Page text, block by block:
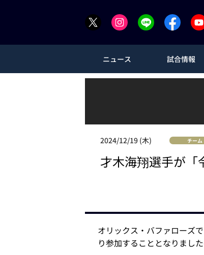
ニュース 試合情報
2024/12/19 (木) チーム
才木海翔選手が「
オリックス・バファローズ
り参加することとなりまし